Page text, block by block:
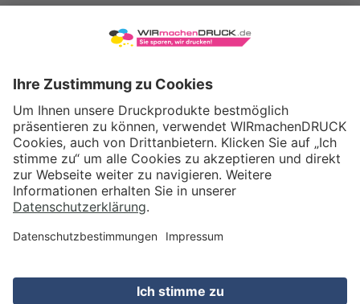
WIRmachenDRUCK GmbH
71522 Backnang
Tel.: +49 (0) 711 995 982 - 20
Fax: +49 (0) 711 995 982 - 21
SOCIAL MEDIA